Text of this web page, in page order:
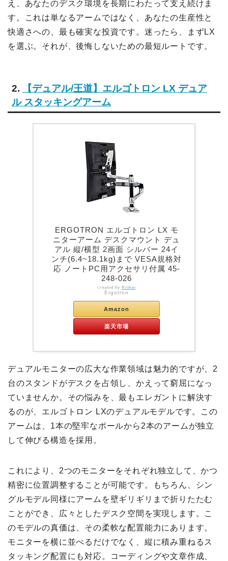
え、あなたのデスク環境を長期にわたって支え続けま
す。これは単なるアームではなく、あなたの生産性と
快適さへの、最も確実な投資です。迷ったら、まずLX
を選ぶ。それが、後悔しないための最短ルートです。
2.
【デュアル/王道】エルゴトロン LX デュア
ル スタッキングアーム
ERGOTRON エルゴトロン LX モ
ニターアーム デスクマウント デュ
アル 縦/横型 2画面 シルバー 24イ
ンチ(6.4~18.1kg)まで VESA規格対
応 ノートPC用アクセサリ付属 45-
248-026
created by Rinker
Ergotron
Amazon
楽天市場
デュアルモニターの広大な作業領域は魅力的ですが、2
台のスタンドがデスクを占領し、かえって窮屈になっ
ていませんか。その悩みを、最もエレガントに解決す
るのが、エルゴトロン LXのデュアルモデルです。この
アームは、1本の堅牢なポールから2本のアームが独立
して伸びる構造を採用。
これにより、2つのモニターをそれぞれ独立して、かつ
精密に位置調整することが可能です。もちろん、シン
グルモデル同様にアームを壁ギリギリまで折りたたむ
ことができ、広々としたデスク空間を実現します。こ
のモデルの真価は、その柔軟な配置能力にあります。
モニターを横に並べるだけでなく、縦に積み重ねるス
タッキング配置にも対応。コーディングや文章作成、